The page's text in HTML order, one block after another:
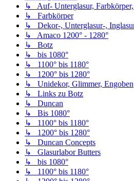
↳ Auf- Unterglasur,
↳ Farbkörper
↳ Dekor-, Unterglasur-,
↳ Amaco 1200° - 1280°
↳ Botz
↳ bis 1080°
↳ 1100° bis 1180°
↳ 1200° bis 1280°
↳ Unidekor, Glimmer, Engoben
↳ Links zu Botz
↳ Duncan
↳ Bis 1080°
↳ 1100° bis 1180°
↳ 1200° bis 1280°
↳ Duncan Concepts
↳ Glasurlabor Butters
↳ bis 1080°
↳ 1100° bis 1180°